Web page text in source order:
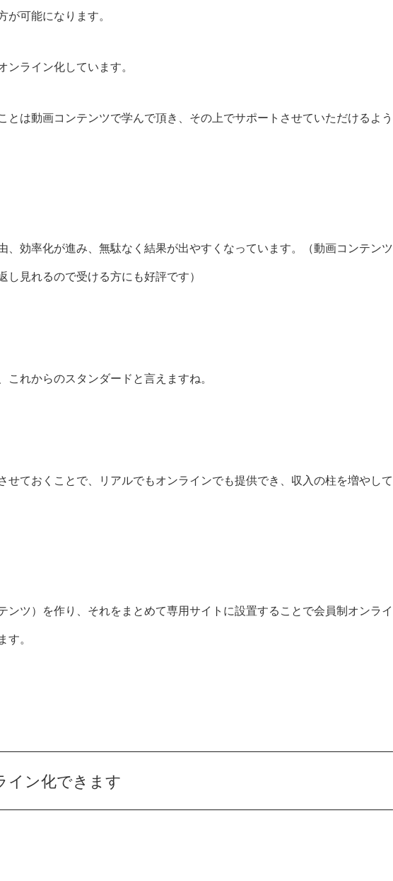
が可能になります。
ンライン化しています。
とは動画コンテンツで学んで頂き、その上でサポートさせていただけるよう
、効率化が進み、無駄なく結果が出やすくなっています。（動画コンテンツ
見れるので受ける方にも好評です）
れからのスタンダードと言えますね。
せておくことで、リアルでもオンラインでも提供でき、収入の柱を増やして
ンツ）を作り、それをまとめて専用サイトに設置することで会員制オンライ
す。
イン化できます